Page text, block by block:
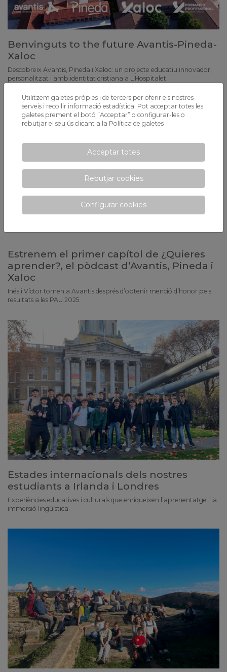
Benvinguts to the future Avantis-Pineda-
Xaloc
Descobreix Avantis, Pineda i Xaloc: un projecte educatiu innovador,
personalitzat i amb identitat cristiana a L’Hospitalet.
Estrenem el primer capítol de ¿Quieres
aprender?, el pòdcast d’Avantis, Pineda i
Xaloc
Inés i Víctor tornen a Avantis després d’obtenir menció d’honor pels
resultats a les PAU 2025.
Estades internacionals dels nostres
estudiants a Irlanda i Londres
Experiències educatives i culturals que enriqueixen l’aprenentatge i la
immersió lingüística.
Utilitzem galetes pròpies i de tercers per oferir els nostres
serveis i recollir informació estadística. Pot acceptar totes les
galetes prement el botó ”Acceptar” o configurar-les o
rebutjar el seu ús clicant a la Política de galetes
Acceptar totes
Rebutjar cookies
Configurar cookies